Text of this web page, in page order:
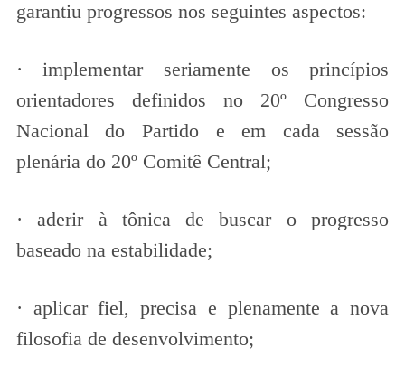
garantiu progressos nos seguintes aspectos:
· implementar seriamente os princípios
orientadores definidos no 20º Congresso
Nacional do Partido e em cada sessão
plenária do 20º Comitê Central;
· aderir à tônica de buscar o progresso
baseado na estabilidade;
· aplicar fiel, precisa e plenamente a nova
filosofia de desenvolvimento;